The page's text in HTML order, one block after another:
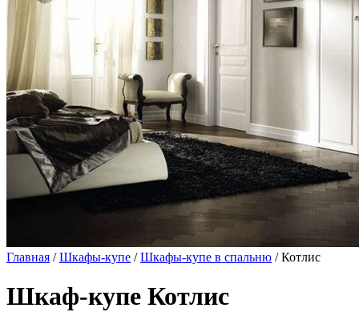
Главная /Шкафы-купе /Шкафы-купе в спальню / Котлис
Шкаф-купе Котлис